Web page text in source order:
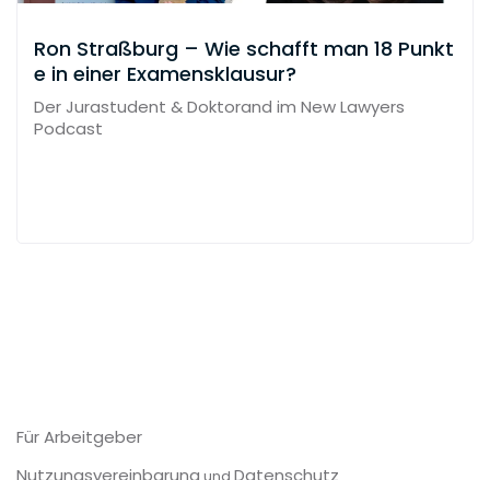
Ron Straßburg – Wie schafft man 18 Punkt
e in einer Examensklausur?
Der Jurastudent & Doktorand im New Lawyers
Podcast
Für Arbeitgeber
Nutzungsvereinbarung
Datenschutz